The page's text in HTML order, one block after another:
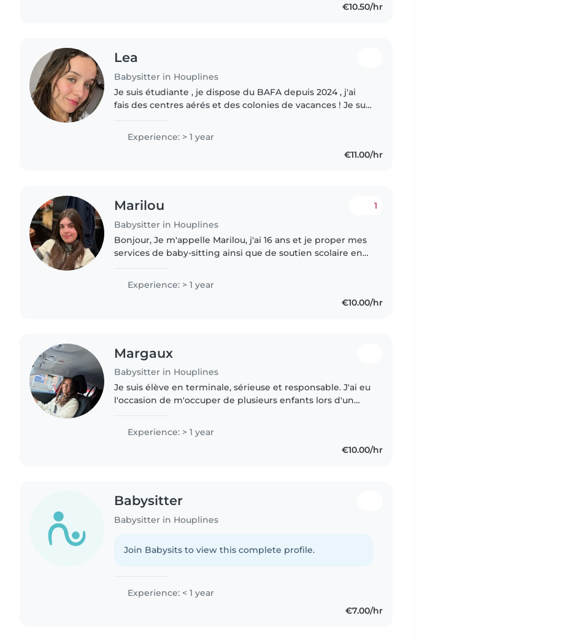
€10.50/hr
Lea
Babysitter in Houplines
Je suis étudiante , je dispose du BAFA depuis 2024 , j'ai
fais des centres aérés et des colonies de vacances ! Je suis
Experience: > 1 year
€11.00/hr
Marilou
Babysitter in Houplines
1
Bonjour, Je m'appelle Marilou, j'ai 16 ans et je proper mes
services de baby-sitting ainsi que de soutien scolaire en
Experience: > 1 year
€10.00/hr
Margaux
Babysitter in Houplines
Je suis élève en terminale, sérieuse et responsable. J'ai eu
l'occasion de m'occuper de plusieurs enfants lors d'un
fais également..
Experience: > 1 year
€10.00/hr
Babysitter
Babysitter in Houplines
Join Babysits to view this complete profile.
Experience: < 1 year
€7.00/hr